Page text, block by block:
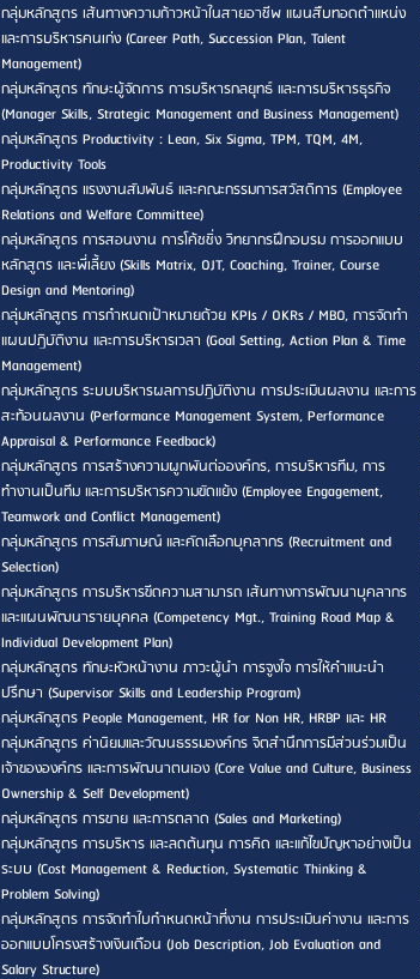
กลุ่มหลักสูตร เส้นทางความก้าวหน้าในสายอาชีพ แผนสืบทอดตำแหน่ง
และการบริหารคนเก่ง (Career Path, Succession Plan, Talent
Management)
กลุ่มหลักสูตร ทักษะผู้จัดการ การบริหารกลยุทธ์ และการบริหารธุรกิจ
(Manager Skills, Strategic Management and Business Management)
กลุ่มหลักสูตร Productivity : Lean, Six Sigma, TPM, TQM, 4M,
Productivity Tools
กลุ่มหลักสูตร แรงงานสัมพันธ์ และคณะกรรมการสวัสดิการ (Employee
Relations and Welfare Committee)
กลุ่มหลักสูตร การสอนงาน การโค้ชชิ่ง วิทยากรฝึกอบรม การออกแบบ
หลักสูตร และพี่เลี้ยง (Skills Matrix, OJT, Coaching, Trainer, Course
Design and Mentoring)
กลุ่มหลักสูตร การกำหนดเป้าหมายด้วย KPIs / OKRs / MBO, การจัดทำ
แผนปฏิบัติงาน และการบริหารเวลา (Goal Setting, Action Plan & Time
Management)
กลุ่มหลักสูตร ระบบบริหารผลการปฏิบัติงาน การประเมินผลงาน และการ
สะท้อนผลงาน (Performance Management System, Performance
Appraisal & Performance Feedback)
กลุ่มหลักสูตร การสร้างความผูกพันต่อองค์กร, การบริหารทีม, การ
ทำงานเป็นทีม และการบริหารความขัดแย้ง (Employee Engagement,
Teamwork and Conflict Management)
กลุ่มหลักสูตร การสัมภาษณ์ และคัดเลือกบุคลากร (Recruitment and
Selection)
กลุ่มหลักสูตร การบริหารขีดความสามารถ เส้นทางการพัฒนาบุคลากร
และแผนพัฒนารายบุคคล (Competency Mgt., Training Road Map &
Individual Development Plan)
กลุ่มหลักสูตร ทักษะหัวหน้างาน ภาวะผู้นำ การจูงใจ การให้คำแนะนำ
ปรึกษา (Supervisor Skills and Leadership Program)
กลุ่มหลักสูตร People Management, HR for Non HR, HRBP และ HR
กลุ่มหลักสูตร ค่านิยมและวัฒนธรรมองค์กร จิตสำนึกการมีส่วนร่วมเป็น
เจ้าขององค์กร และการพัฒนาตนเอง (Core Value and Culture, Business
Ownership & Self Development)
กลุ่มหลักสูตร การขาย และการตลาด (Sales and Marketing)
กลุ่มหลักสูตร การบริหาร และลดต้นทุน การคิด และแก้ไขปัญหาอย่างเป็น
ระบบ (Cost Management & Reduction, Systematic Thinking &
Problem Solving)
กลุ่มหลักสูตร การจัดทำใบกำหนดหน้าที่งาน การประเมินค่างาน และการ
ออกแบบโครงสร้างเงินเดือน (Job Description, Job Evaluation and
Salary Structure)